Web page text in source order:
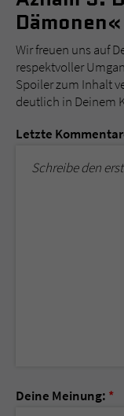
Dämonen«
Wir freuen uns auf
respektvoller
Spoiler zum Inhalt
deutlich in Deinem
Letzte
Schreibe den
Deine Meinung: *